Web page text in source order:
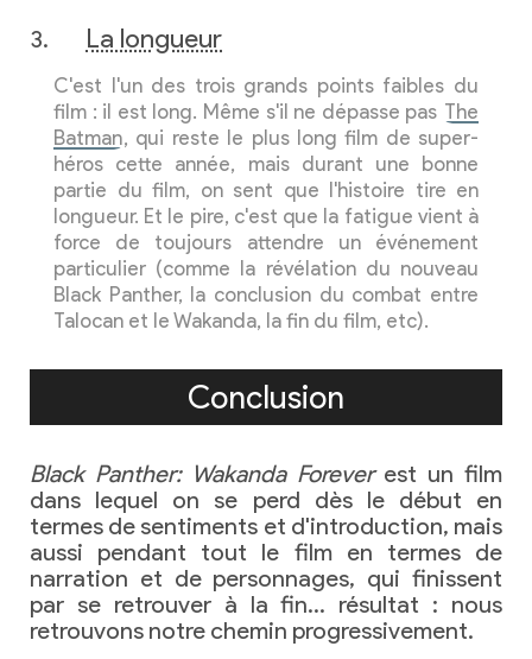
La longueur
C'est l'un des trois grands points faibles du
film : il est long. Même s'il ne dépasse pas The
Batman, qui reste le plus long film de super-
héros cette année, mais durant une bonne
partie du film, on sent que l'histoire tire en
longueur. Et le pire, c'est que la fatigue vient à
force de toujours attendre un événement
particulier (comme la révélation du nouveau
Black Panther, la conclusion du combat entre
Talocan et le Wakanda, la fin du film, etc).
Conclusion
Black Panther: Wakanda Foreverest un film
dans lequel on se perd dès le début en
termes de sentiments et d'introduction, mais
aussi pendant tout le film en termes de
narration et de personnages, qui finissent
par se retrouver à la fin… résultat : nous
retrouvons notre chemin progressivement.